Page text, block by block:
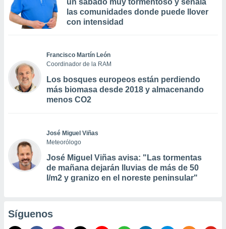
las comunidades donde puede llover
con intensidad
Francisco Martín León
Coordinador de la RAM
Los bosques europeos están perdiendo
más biomasa desde 2018 y almacenando
menos CO2
José Miguel Viñas
Meteorólogo
José Miguel Viñas avisa: "Las tormentas
de mañana dejarán lluvias de más de 50
l/m2 y granizo en el noreste peninsular"
Síguenos